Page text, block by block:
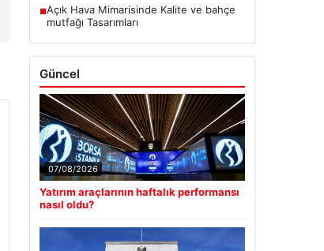
■Açık Hava Mimarisinde Kalite ve bahçe
mutfağı Tasarımları
Güncel
07/08/2026
Yatırım araçlarının haftalık performansı
nasıl oldu?